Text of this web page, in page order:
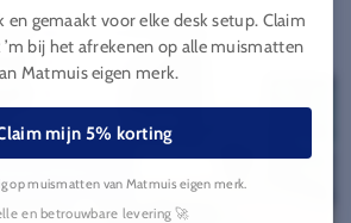
gemaakt voor elke desk setup. Claim
’m bij het afrekenen op alle muismatten
Matmuis eigen merk.
mijn 5% korting
op muismatten van Matmuis eigen merk.
en betrouwbare levering 🚀
tech assortiment voor
prijs